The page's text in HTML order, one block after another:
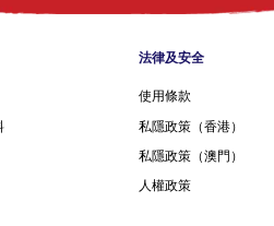
法律及安全
使用條款
私隱政策（香港）
私隱政策（澳門）
人權政策